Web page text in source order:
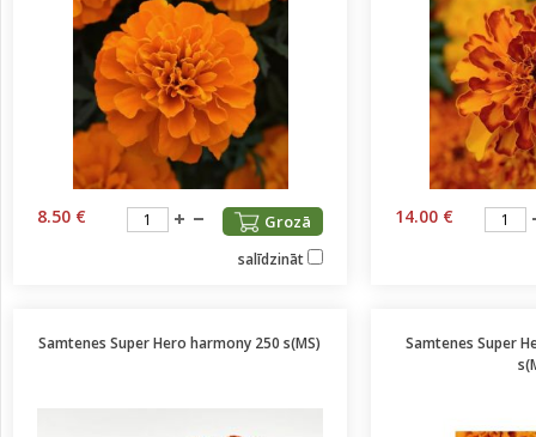
8.50 € Grozā
salīdzināt
14.00 €
Samtenes Super Hero harmony 250 s(MS)
Samtenes Super